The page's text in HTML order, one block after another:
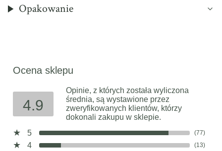
Opakowanie
Ocena sklepu
4.9
Opinie, z których została wyliczona
średnia, są wystawione przez
zweryfikowanych klientów, którzy
dokonali zakupu w sklepie.
5
(77)
4 (13)